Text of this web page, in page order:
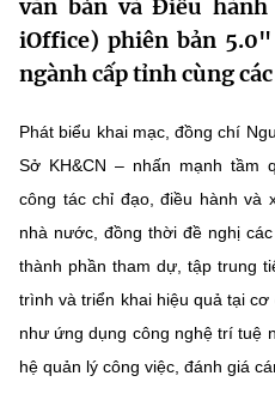
Sở Khoa học và Công nghệ
Chuyển đổi số
Bưu chính, Viễn thông
Sở hữu trí tuệ
Tiêu chuẩn, đo lường,
Năng lượng nguyên tử
Tin địa phương
Văn bản QPPL
Văn bản chỉ đạo điều hành
Lấy ý kiến người dân về
MST IOFFICE
THỐNG KÊ
Khoa học và Công nghệ
Đổi mới sáng tạo
Chuyển đổi số
Bưu chính, Viễn thông
Sở hữu trí tuệ
Multimedia
THƯ ĐIỆN TỬ
Khác
Videos
Infographic
Ảnh
văn bản và Điều
iOffice) phiên bản
ngành cấp tỉnh cùng
Phát biểu khai mạc, đồng chí
Sở KH&CN – nhấn mạnh tầm
công tác chỉ đạo, điều hành và
nhà nước, đồng thời đề nghị
thành phần tham dự, tập trung
trình và triển khai hiệu quả tại
như ứng dụng công nghệ trí tuệ
hệ quản lý công việc, đánh giá